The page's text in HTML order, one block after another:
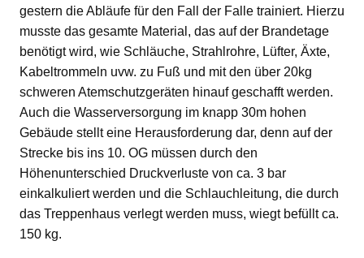
gestern die Abläufe für den Fall der Falle trainiert. Hierzu
musste das gesamte Material, das auf der Brandetage
benötigt wird, wie Schläuche, Strahlrohre, Lüfter, Äxte,
Kabeltrommeln uvw. zu Fuß und mit den über 20kg
schweren Atemschutzgeräten hinauf geschafft werden.
Auch die Wasserversorgung im knapp 30m hohen
Gebäude stellt eine Herausforderung dar, denn auf der
Strecke bis ins 10. OG müssen durch den
Höhenunterschied Druckverluste von ca. 3 bar
einkalkuliert werden und die Schlauchleitung, die durch
das Treppenhaus verlegt werden muss, wiegt befüllt ca.
150 kg.